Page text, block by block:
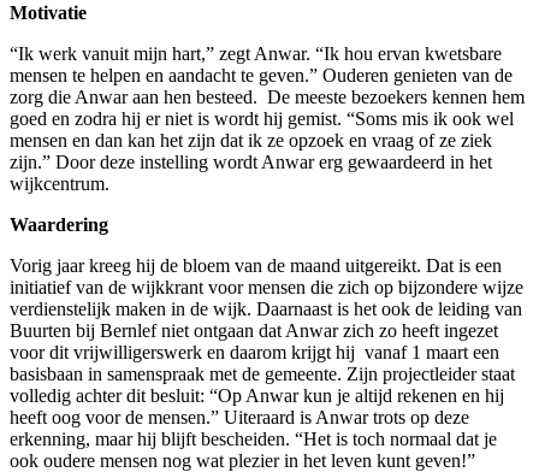
Motivatie
“Ik werk vanuit mijn hart,” zegt Anwar. “Ik hou ervan kwetsbare
mensen te helpen en aandacht te geven.” Ouderen genieten van de
zorg die Anwar aan hen besteed. De meeste bezoekers kennen hem
goed en zodra hij er niet is wordt hij gemist. “Soms mis ik ook wel
mensen en dan kan het zijn dat ik ze opzoek en vraag of ze ziek
zijn.” Door deze instelling wordt Anwar erg gewaardeerd in het
wijkcentrum.
Waardering
Vorig jaar kreeg hij de bloem van de maand uitgereikt. Dat is een
initiatief van de wijkkrant voor mensen die zich op bijzondere wijze
verdienstelijk maken in de wijk. Daarnaast is het ook de leiding van
Buurten bij Bernlef niet ontgaan dat Anwar zich zo heeft ingezet
voor dit vrijwilligerswerk en daarom krijgt hij vanaf 1 maart een
basisbaan in samenspraak met de gemeente. Zijn projectleider staat
volledig achter dit besluit: “Op Anwar kun je altijd rekenen en hij
heeft oog voor de mensen.” Uiteraard is Anwar trots op deze
erkenning, maar hij blijft bescheiden. “Het is toch normaal dat je
ook oudere mensen nog wat plezier in het leven kunt geven!”